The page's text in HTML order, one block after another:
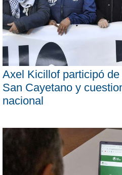
Axel Kicillof participó
San Cayetano y
nacional